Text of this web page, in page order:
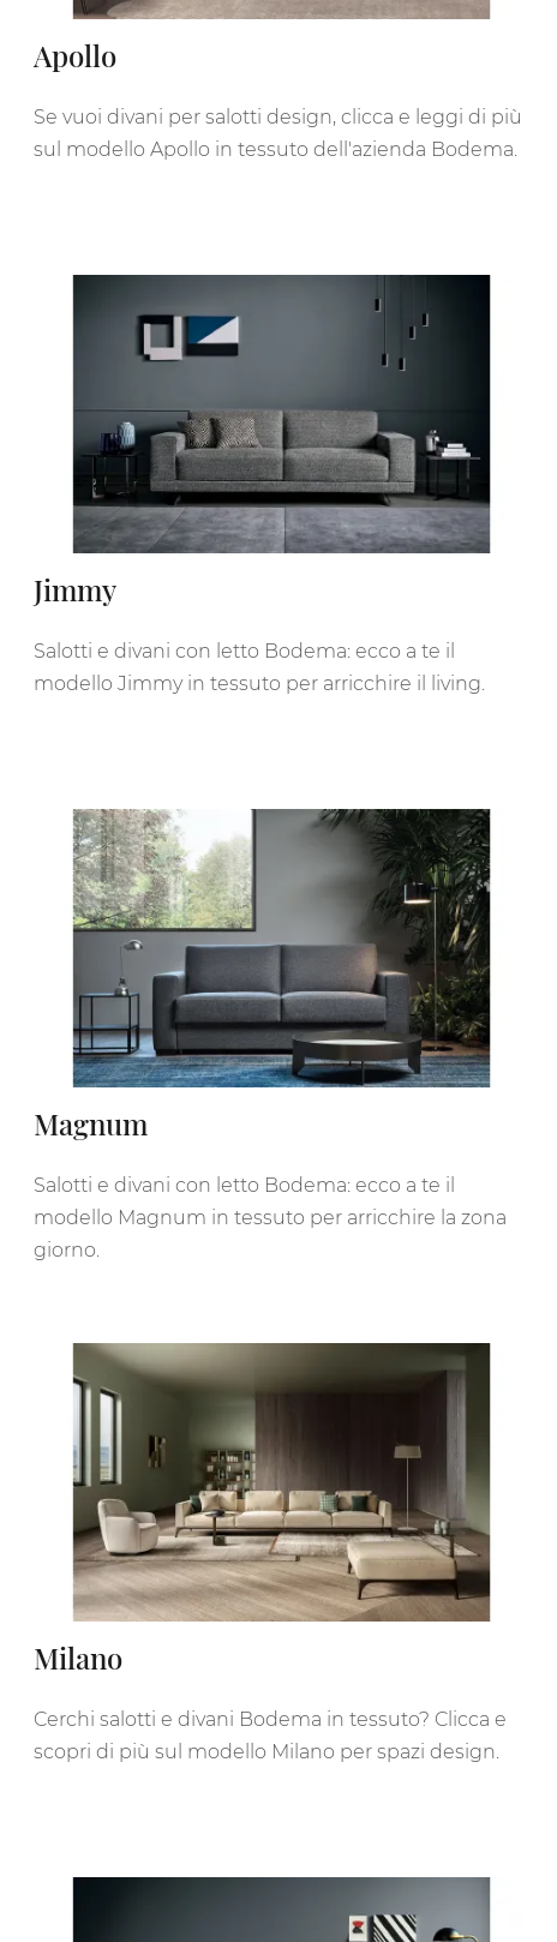
Apollo
Se vuoi divani per salotti design, clicca e leggi di più
sul modello Apollo in tessuto dell'azienda Bodema.
Jimmy
Salotti e divani con letto Bodema: ecco a te il
modello Jimmy in tessuto per arricchire il living.
Magnum
Salotti e divani con letto Bodema: ecco a te il
modello Magnum in tessuto per arricchire la zona
giorno.
Milano
Cerchi salotti e divani Bodema in tessuto? Clicca e
scopri di più sul modello Milano per spazi design.